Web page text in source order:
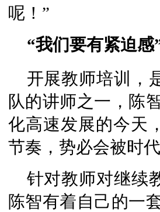
呢！”
“我们要有紧迫感
开展教师培训，
队的讲师之一，陈
化高速发展的今天
节奏，势必会被时
针对教师对继续
陈智有着自己的一